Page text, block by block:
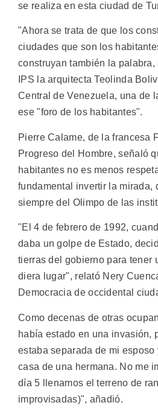
se realiza en esta ciudad de
"Ahora se trata de que los
ciudades que son los
construyan también la
IPS la arquitecta Teolinda
Central de Venezuela, una de
ese "foro de los habitantes".
Pierre Calame, de la francesa
Progreso del Hombre, señaló
habitantes no es menos
fundamental invertir la mirada,
siempre del Olimpo de las
"El 4 de febrero de 1992,
daba un golpe de Estado,
tierras del gobierno para tener
diera lugar", relató Nery
Democracia de occidental
Como decenas de otras
había estado en una invasión,
estaba separada de mi
casa de una hermana. No me
día 5 llenamos el terreno de
improvisadas)", añadió.